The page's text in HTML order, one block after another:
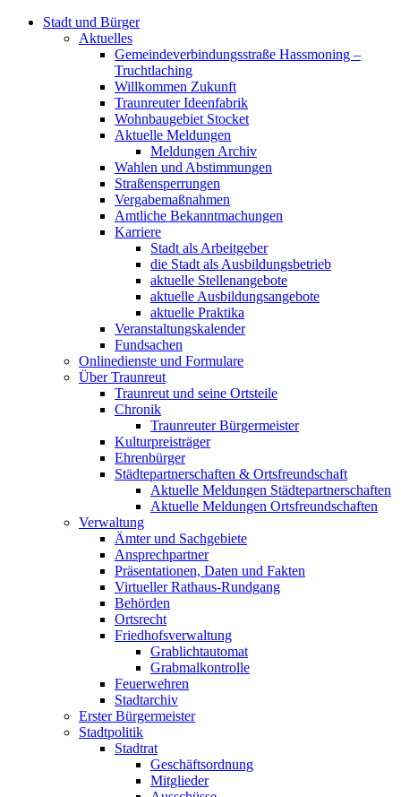
Stadt und Bürger
Aktuelles
Gemeindeverbindungsstraße Hassmoning –
Truchtlaching
Willkommen Zukunft
Traunreuter Ideenfabrik
Wohnbaugebiet Stocket
Aktuelle Meldungen
Meldungen Archiv
Wahlen und Abstimmungen
Straßensperrungen
Vergabemaßnahmen
Amtliche Bekanntmachungen
Karriere
Stadt als Arbeitgeber
die Stadt als Ausbildungsbetrieb
aktuelle Stellenangebote
aktuelle Ausbildungsangebote
aktuelle Praktika
Veranstaltungskalender
Fundsachen
Onlinedienste und Formulare
Über Traunreut
Traunreut und seine Ortsteile
Chronik
Traunreuter Bürgermeister
Kulturpreisträger
Ehrenbürger
Städtepartnerschaften & Ortsfreundschaft
Aktuelle Meldungen Städtepartnerschaften
Aktuelle Meldungen Ortsfreundschaften
Verwaltung
Ämter und Sachgebiete
Ansprechpartner
Präsentationen, Daten und Fakten
Virtueller Rathaus-Rundgang
Behörden
Ortsrecht
Friedhofsverwaltung
Grablichtautomat
Grabmalkontrolle
Feuerwehren
Stadtarchiv
Erster Bürgermeister
Stadtpolitik
Stadtrat
Geschäftsordnung
Mitglieder